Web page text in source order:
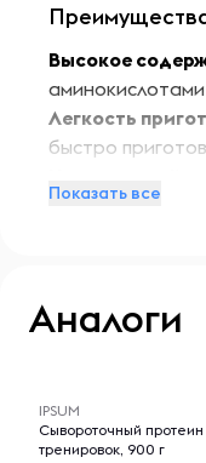
Высокое
Легкость
быстро
разнообразным.
обеспечивая
Условия
Показать все
Аналоги
IPSUM
Сывороточный
тренировок, 900 г